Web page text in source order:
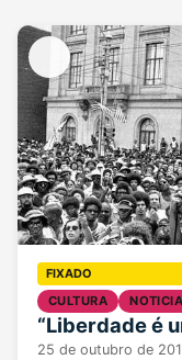
CULTURA
“Liberdade é
25 de outubro de